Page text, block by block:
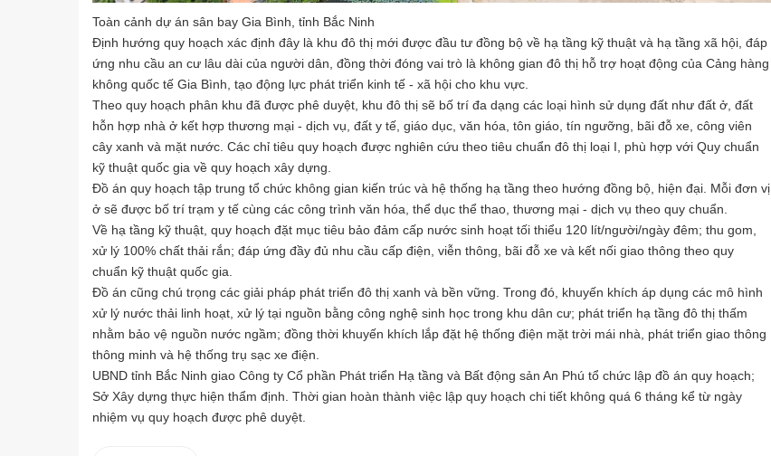
Toàn cảnh dự án sân bay Gia Bình, tỉnh Bắc Ninh
Định hướng quy hoạch xác định đây là khu đô thị mới được đầu tư đồng bộ về hạ tầng kỹ thuật và hạ tầng xã hội, đáp
ứng nhu cầu an cư lâu dài của người dân, đồng thời đóng vai trò là không gian đô thị hỗ trợ hoạt động của Cảng hàng
không quốc tế Gia Bình, tạo động lực phát triển kinh tế - xã hội cho khu vực.
Theo quy hoạch phân khu đã được phê duyệt, khu đô thị sẽ bố trí đa dạng các loại hình sử dụng đất như đất ở, đất
hỗn hợp nhà ở kết hợp thương mại - dịch vụ, đất y tế, giáo dục, văn hóa, tôn giáo, tín ngưỡng, bãi đỗ xe, công viên
cây xanh và mặt nước. Các chỉ tiêu quy hoạch được nghiên cứu theo tiêu chuẩn đô thị loại I, phù hợp với Quy chuẩn
kỹ thuật quốc gia về quy hoạch xây dựng.
Đồ án quy hoạch tập trung tổ chức không gian kiến trúc và hệ thống hạ tầng theo hướng đồng bộ, hiện đại. Mỗi đơn vị
ở sẽ được bố trí trạm y tế cùng các công trình văn hóa, thể dục thể thao, thương mại - dịch vụ theo quy chuẩn.
Về hạ tầng kỹ thuật, quy hoạch đặt mục tiêu bảo đảm cấp nước sinh hoạt tối thiểu 120 lít/người/ngày đêm; thu gom,
xử lý 100% chất thải rắn; đáp ứng đầy đủ nhu cầu cấp điện, viễn thông, bãi đỗ xe và kết nối giao thông theo quy
chuẩn kỹ thuật quốc gia.
Đồ án cũng chú trọng các giải pháp phát triển đô thị xanh và bền vững. Trong đó, khuyến khích áp dụng các mô hình
xử lý nước thải linh hoạt, xử lý tại nguồn bằng công nghệ sinh học trong khu dân cư; phát triển hạ tầng đô thị thấm
nhằm bảo vệ nguồn nước ngầm; đồng thời khuyến khích lắp đặt hệ thống điện mặt trời mái nhà, phát triển giao thông
thông minh và hệ thống trụ sạc xe điện.
UBND tỉnh Bắc Ninh giao Công ty Cổ phần Phát triển Hạ tầng và Bất động sản An Phú tổ chức lập đồ án quy hoạch;
Sở Xây dựng thực hiện thẩm định. Thời gian hoàn thành việc lập quy hoạch chi tiết không quá 6 tháng kể từ ngày
nhiệm vụ quy hoạch được phê duyệt.